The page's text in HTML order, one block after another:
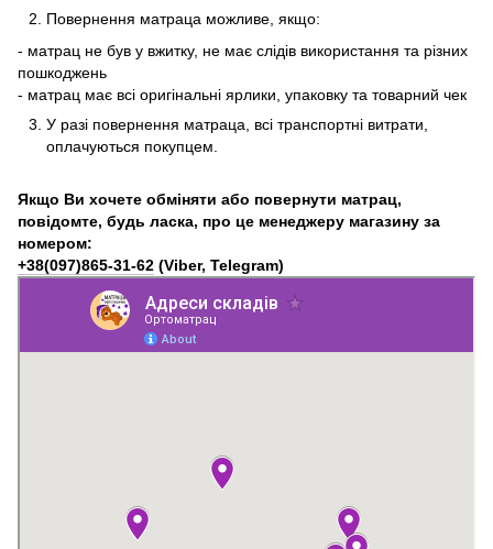
Повернення матраца можливе, якщо:
- матрац не був у вжитку, не має слідів використання та різних
пошкоджень
- матрац має всі оригінальні ярлики, упаковку та товарний чек
У разі повернення матраца, всі транспортні витрати,
оплачуються покупцем.
Якщо Ви хочете обміняти або повернути матрац,
повідомте, будь ласка, про це менеджеру магазину за
номером:
+38(097)865-31-62 (Viber, Telegram)